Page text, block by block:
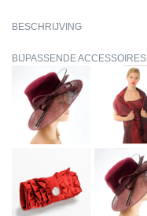
BESCHRIJVING
BIJPASSENDE ACCESSOIRES